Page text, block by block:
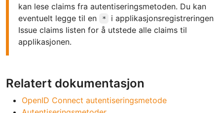
kan lese claims fra autentiseringsmetoden. Du kan
eventuelt legge til en
*
i applikasjonsregistreringen
Issue claims listen for å utstede alle claims til
applikasjonen.
Relatert dokumentasjon
OpenID Connect autentiseringsmetode